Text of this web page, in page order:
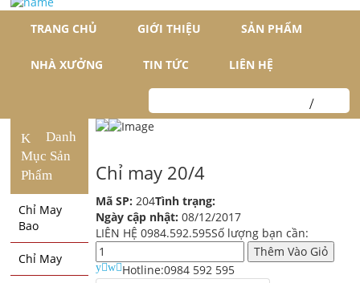
TRANG CHỦ GIỚI THIỆU SẢN PHẨM
NHÀ XƯỞNG TIN TỨC LIÊN HỆ
Chỉ may 20/4
Mã SP: 204Tình trạng:
Ngày cập nhật: 08/12/2017
LIÊN HỆ 0984.592.595Số lượng bạn cần:
Thêm Vào Giỏ
Hotline:0984 592 595
Danh
Mục Sản
Phẩm
Chỉ May
Bao
Chỉ May